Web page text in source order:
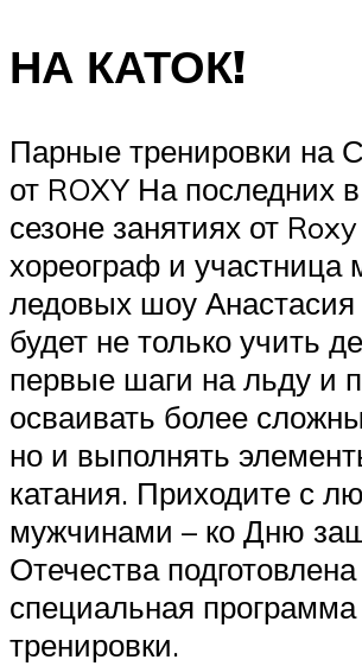
НА КАТОК!
Парные тренировки на
от ROXY На последних
сезоне занятиях от
хореограф и участница
ледовых шоу Анастасия
будет не только учить
первые шаги на льду и
осваивать более
но и выполнять
катания. Приходите с
мужчинами – ко Дню
Отечества подготовлена
специальная программа
тренировки.